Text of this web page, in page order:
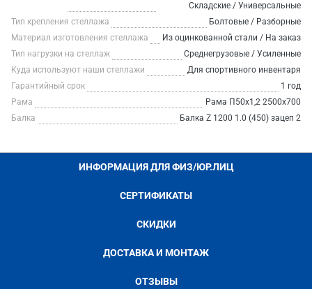
Складские / Универсальные
Тип крепления стеллажа
Болтовые / Разборные
Материал изготовления стеллажа
Из оцинкованной стали / На заказ
Тип нагрузки на стеллаж
Среднегрузовые / Усиленные
Куда используют наши стеллажи
Для спортивного инвентаря
Гарантийный срок
1 год
Рама
Рама П50х1,2 2500х700
Балка
Балка Z 1200 1.0 (450) зацеп 2
ИНФОРМАЦИЯ ДЛЯ ФИЗ/ЮР.ЛИЦ
СЕРТИФИКАТЫ
СКИДКИ
ДОСТАВКА И МОНТАЖ
ОТЗЫВЫ